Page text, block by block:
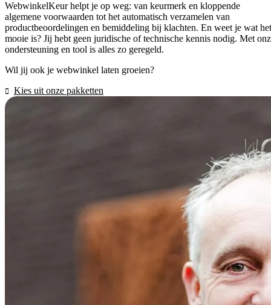
WebwinkelKeur helpt je op weg: van keurmerk en kloppende
algemene voorwaarden tot het automatisch verzamelen van
productbeoordelingen en bemiddeling bij klachten. En weet je wat het
mooie is? Jij hebt geen juridische of technische kennis nodig. Met
ondersteuning en tool is alles zo geregeld.
Wil jij ook je webwinkel laten groeien?
Kies uit onze pakketten